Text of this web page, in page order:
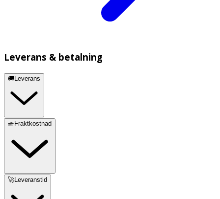
Leverans & betalning
🚚Leverans
🧺Fraktkostnad
🚀Leveranstid